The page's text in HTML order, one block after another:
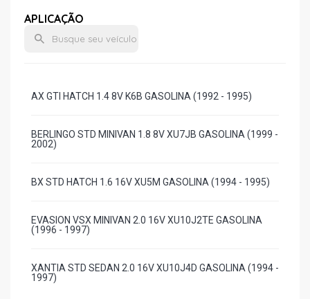
APLICAÇÃO
AX GTI HATCH 1.4 8V K6B GASOLINA (1992 - 1995)
BERLINGO STD MINIVAN 1.8 8V XU7JB GASOLINA (1999 -
2002)
BX STD HATCH 1.6 16V XU5M GASOLINA (1994 - 1995)
EVASION VSX MINIVAN 2.0 16V XU10J2TE GASOLINA
(1996 - 1997)
XANTIA STD SEDAN 2.0 16V XU10J4D GASOLINA (1994 -
1997)